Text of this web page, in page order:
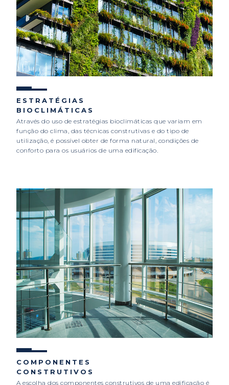
ESTRATÉGIAS
BIOCLIMÁTICAS
Através do uso de estratégias bioclimáticas que variam em
função do clima, das técnicas construtivas e do tipo de
utilização, é possível obter de forma natural, condições de
conforto para os usuários de uma edificação.
COMPONENTES
CONSTRUTIVOS
A escolha dos componentes construtivos de uma edificação é